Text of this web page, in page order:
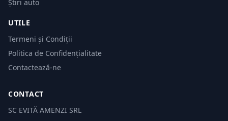
Știri auto
UTILE
Termeni și Condiții
Politica de Confidențialitate
Contactează-ne
CONTACT
SC EVITĂ AMENZI SRL